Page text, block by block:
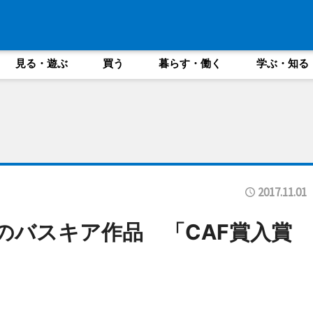
見る・遊ぶ 買う 暮らす・働く 学ぶ・知る
2017.11.01
バスキア作品 「CAF賞入賞